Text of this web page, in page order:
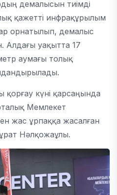
демалысын тиімді
қажетті инфрақұрылым
орнатылып, демалыс
Алдағы уақытта 17
аумағы толық
күні қарсаңында
Мемлекет
жас ұрпаққа жасалған
Нәлқожаұлы.